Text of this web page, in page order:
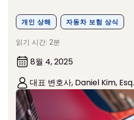
개인 상해 자동차 보험 상식
읽기 시간: 2분
8월 4, 2025
대표 변호사, Daniel Kim, Esq.